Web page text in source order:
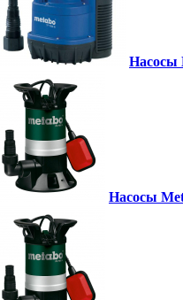
Насосы
Насосы